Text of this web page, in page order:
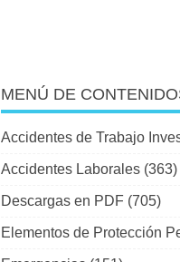
MENÚ DE
Accidentes de Trabajo
Accidentes Laborales (363)
Descargas en PDF (705)
Elementos de Protección